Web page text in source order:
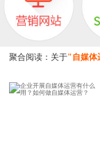
聚合阅读：关于"自媒体